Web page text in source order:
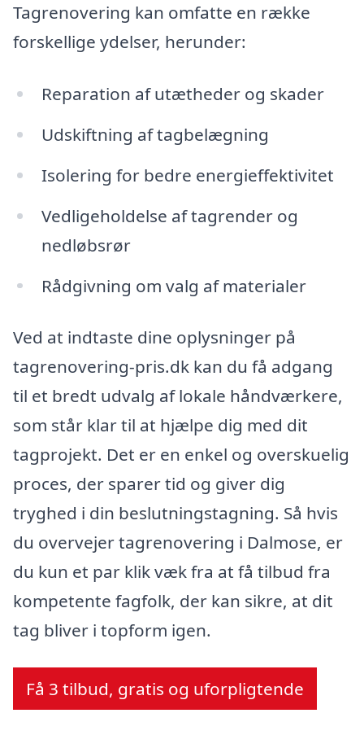
Tagrenovering kan omfatte en række
forskellige ydelser, herunder:
Reparation af utætheder og skader
Udskiftning af tagbelægning
Isolering for bedre energieffektivitet
Vedligeholdelse af tagrender og
nedløbsrør
Rådgivning om valg af materialer
Ved at indtaste dine oplysninger på
tagrenovering-pris.dk kan du få adgang
til et bredt udvalg af lokale håndværkere,
som står klar til at hjælpe dig med dit
tagprojekt. Det er en enkel og overskuelig
proces, der sparer tid og giver dig
tryghed i din beslutningstagning. Så hvis
du overvejer tagrenovering i Dalmose, er
du kun et par klik væk fra at få tilbud fra
kompetente fagfolk, der kan sikre, at dit
tag bliver i topform igen.
Få 3 tilbud, gratis og uforpligtende